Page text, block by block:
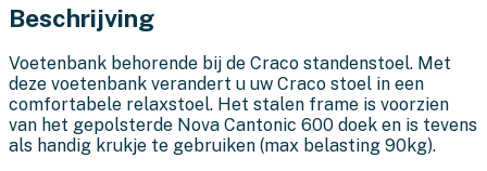
Beschrijving
Voetenbank behorende bij de Craco standenstoel. Met
deze voetenbank verandert u uw Craco stoel in een
comfortabele relaxstoel. Het stalen frame is voorzien
van het gepolsterde Nova Cantonic 600 doek en is tevens
als handig krukje te gebruiken (max belasting 90kg).